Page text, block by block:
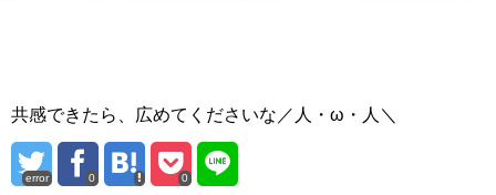
共感できたら、広めてくださいな／人・ω・人＼
error 0 0